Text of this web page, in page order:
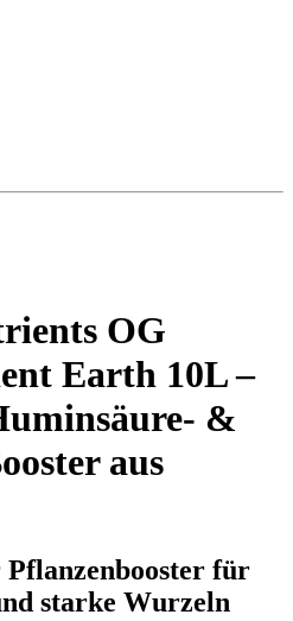
OG
Earth 10L –
&
aus
Pflanzenbooster für
starke Wurzeln